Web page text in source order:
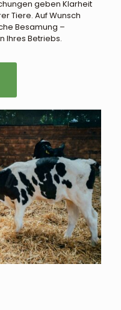
geben Klarheit
Tiere. Auf Wunsch
Besamung –
Ihres Betriebs.